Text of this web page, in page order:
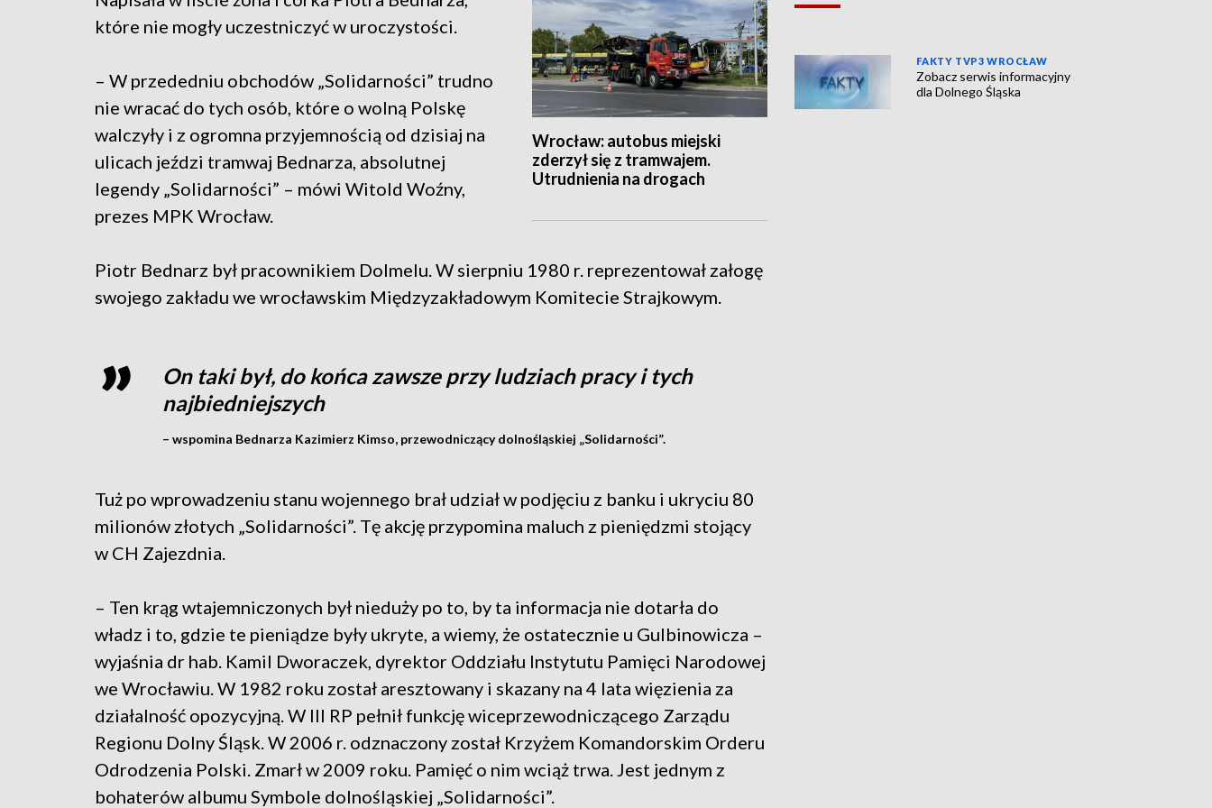
Wrocław: autobus miejski
zderzył się z tramwajem.
Utrudnienia na drogach
które nie mogły uczestniczyć w uroczystości.
– W przededniu obchodów „Solidarności” trudno
nie wracać do tych osób, które o wolną Polskę
walczyły i z ogromna przyjemnością od dzisiaj na
ulicach jeździ tramwaj Bednarza, absolutnej
legendy „Solidarności” – mówi Witold Woźny,
prezes MPK Wrocław.
Piotr Bednarz był pracownikiem Dolmelu. W sierpniu 1980 r. reprezentował załogę
swojego zakładu we wrocławskim Międzyzakładowym Komitecie Strajkowym.
On taki był, do końca zawsze przy ludziach pracy i tych
najbiedniejszych
– wspomina Bednarza Kazimierz Kimso, przewodniczący dolnośląskiej „Solidarności”.
Tuż po wprowadzeniu stanu wojennego brał udział w podjęciu z banku i ukryciu 80
milionów złotych „Solidarności”. Tę akcję przypomina maluch z pieniędzmi stojący
w CH Zajezdnia.
– Ten krąg wtajemniczonych był nieduży po to, by ta informacja nie dotarła do
władz i to, gdzie te pieniądze były ukryte, a wiemy, że ostatecznie u Gulbinowicza –
wyjaśnia dr hab. Kamil Dworaczek, dyrektor Oddziału Instytutu Pamięci Narodowej
we Wrocławiu. W 1982 roku został aresztowany i skazany na 4 lata więzienia za
działalność opozycyjną. W III RP pełnił funkcję wiceprzewodniczącego Zarządu
Regionu Dolny Śląsk. W 2006 r. odznaczony został Krzyżem Komandorskim Orderu
Odrodzenia Polski. Zmarł w 2009 roku. Pamięć o nim wciąż trwa. Jest jednym z
bohaterów albumu Symbole dolnośląskiej „Solidarności”.
FAKTY TVP3 WROCŁAW
Zobacz serwis informacyjny
dla Dolnego Śląska